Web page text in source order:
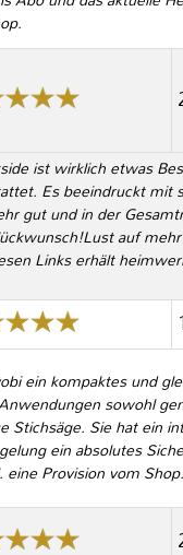
ist wirklich etwas
Es beeindruckt mit
gut und in der
auf
Links erhält
ein kompaktes und
sowohl
Stichsäge. Sie hat ein
ein absolutes
Provision vom Shop.